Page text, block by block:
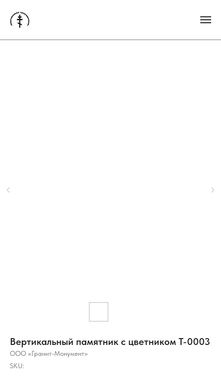
Вертикальный памятник с цветником T-0003
ООО «Гранит-Монумент»
SKU: